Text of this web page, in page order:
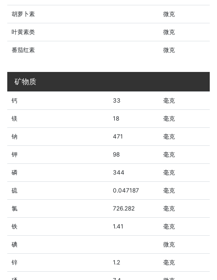
胡萝卜素 微克
叶黄素类 微克
番茄红素 微克
矿物质
钙 33 毫克
镁 18 毫克
钠 471 毫克
钾 98 毫克
磷 344 毫克
硫 0.047187 毫克
氯 726.282 毫克
铁 1.41 毫克
碘 微克
锌 1.2 毫克